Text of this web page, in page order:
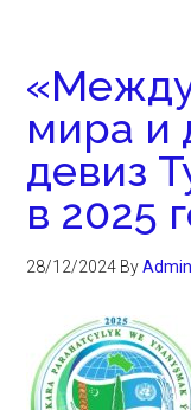
мира и
девиз
в 2025
28/12/2024 ByAdmin